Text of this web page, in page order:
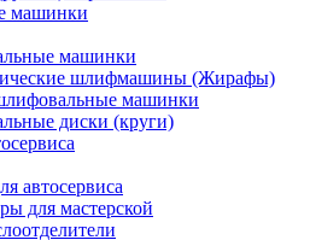
машинки
машинки
шлифмашины (Жирафы)
машинки
диски (круги)
автосервиса
для мастерской